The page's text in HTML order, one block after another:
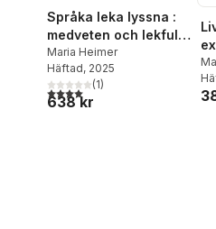
Språka leka lyssna :
medveten och lekfull
undervisning i
förskolan
Maria Heimer
Häftad, 2025
4,0utav 5 stjärnor. Totalt antal
(1)
638 kr